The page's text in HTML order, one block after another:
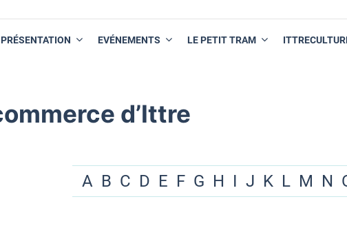
PRÉSENTATION EVÉNEMENTS LE PETIT TRAM
d’Ittre
A B C D E F G H I J K L M N